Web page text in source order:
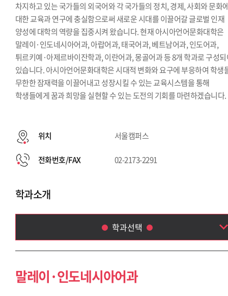
차지하고 있는 국가들의 외국어와 각 국가들의 정치, 경제, 사회와 문화
대한 교육과 연구에 충실함으로써 새로운 시대를 이끌어갈 글로벌 인재
양성에 대학의 역량을 집중시켜 왔습니다. 현재 아시아언어문화대학은
말레이·인도네시아어과, 아랍어과, 태국어과, 베트남어과, 인도어과,
튀르키예·아제르바이잔학과, 이란어과, 몽골어과 등 8개 학과로 구성
있습니다. 아시아언어문화대학은 시대적 변화와 요구에 부응하여 학생
무한한 잠재력을 이끌어내고 성장시킬 수 있는 교육시스템을 통해
학생들에게 꿈과 희망을 실현할 수 있는 도전의 기회를 마련하겠습니다.
위치 서울캠퍼스
전화번호/FAX 02-2173-2291
학과소개
학과선택
말레이·인도네시아어과
태국학과
말레이·인도네시아어과